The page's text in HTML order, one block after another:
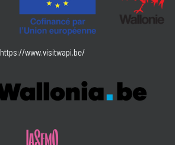
https://www.visitwapi.be/